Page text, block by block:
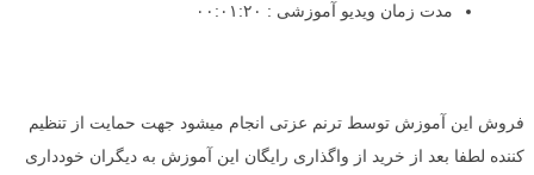
مدت زمان ویدیو آموزشی : ۰۰:۰۱:۲۰
فروش این آموزش توسط ترنم عزتی انجام میشود جهت حمایت از تنظیم
کننده لطفا بعد از خرید از واگذاری رایگان این آموزش به دیگران خودداری